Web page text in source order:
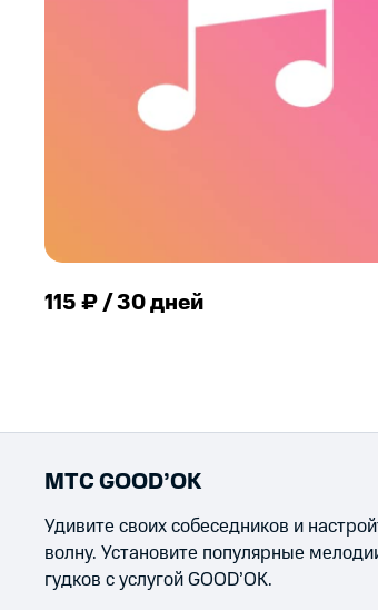
115 ₽ / 30 дней
МТС GOOD’OK
Удивите своих собеседников и
волну. Установите популярные
гудков с услугой GOOD’OK.